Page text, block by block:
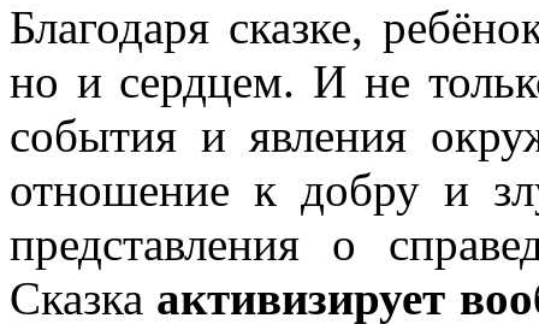
Благодаря сказке,
но и сердцем. И не
события и явления
отношение к добру и
представления о
Сказка активизирует